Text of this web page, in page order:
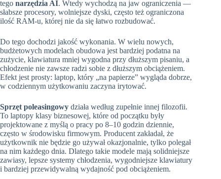
tego narzędzia AI. Wtedy wychodzą na jaw ograniczenia —
słabsze procesory, wolniejsze dyski, często też ograniczona
ilość RAM-u, której nie da się łatwo rozbudować.
Do tego dochodzi jakość wykonania. W wielu nowych,
budżetowych modelach obudowa jest bardziej podatna na
zużycie, klawiatura mniej wygodna przy dłuższym pisaniu, a
chłodzenie nie zawsze radzi sobie z dłuższym obciążeniem.
Efekt jest prosty: laptop, który „na papierze” wygląda dobrze,
w codziennym użytkowaniu zaczyna irytować.
Sprzęt poleasingowy działa według zupełnie innej filozofii.
To laptopy klasy biznesowej, które od początku były
projektowane z myślą o pracy po 8–10 godzin dziennie,
często w środowisku firmowym. Producent zakładał, że
użytkownik nie będzie go używał okazjonalnie, tylko polegał
na nim każdego dnia. Dlatego takie modele mają solidniejsze
zawiasy, lepsze systemy chłodzenia, wygodniejsze klawiatury
i bardziej przewidywalną wydajność pod obciążeniem.